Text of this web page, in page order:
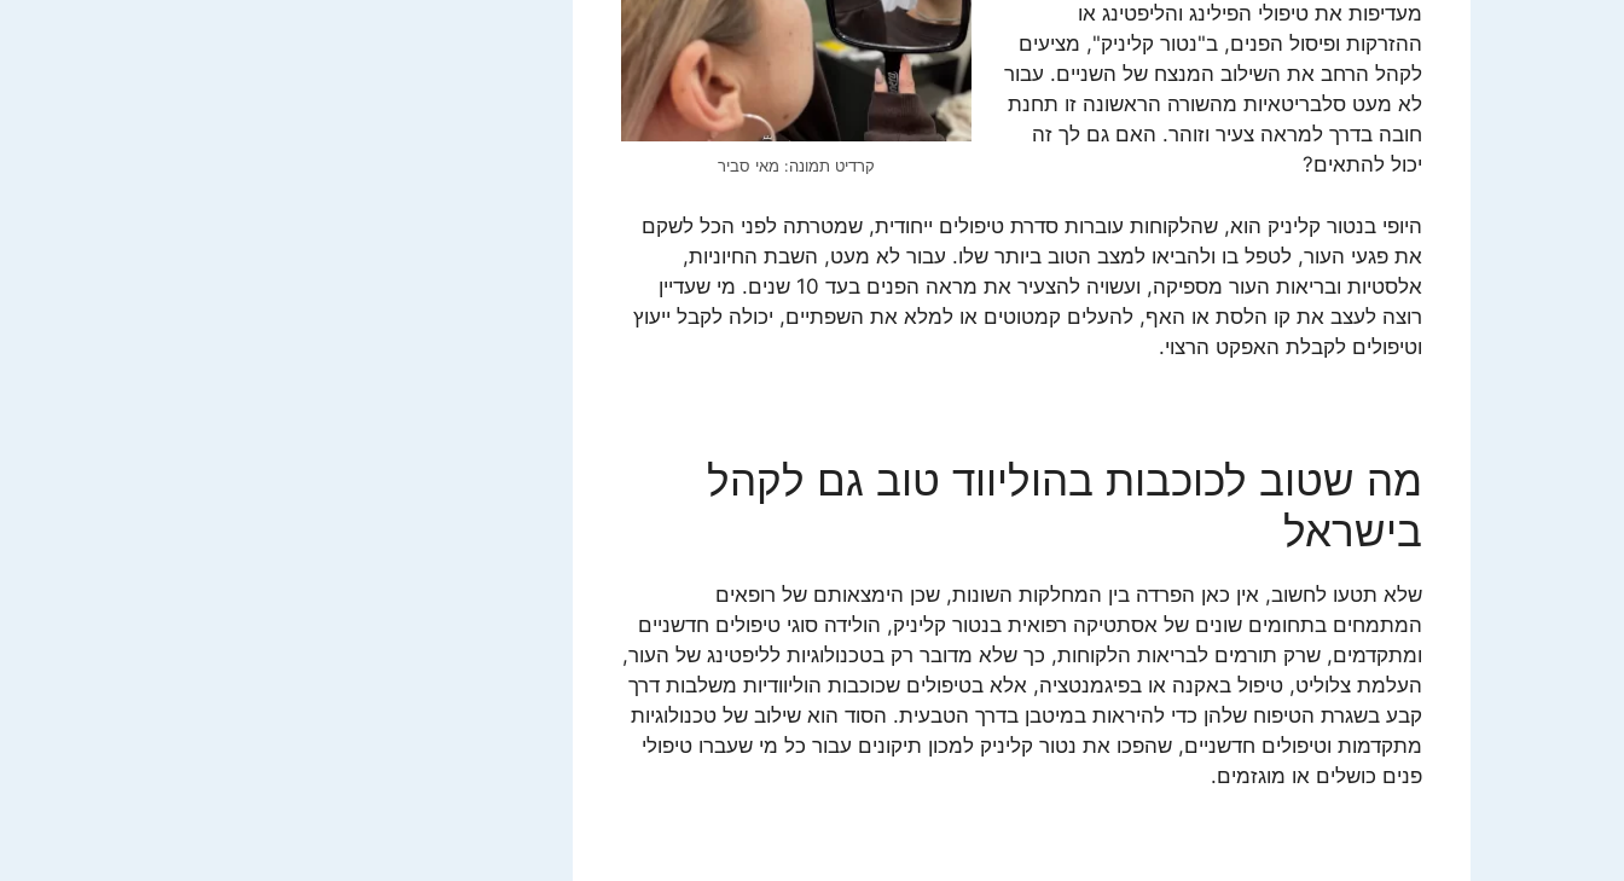
קרדיט תמונה: מאי סביר
מעדיפות את טיפולי הפילינג והליפטינג או
ההזרקות ופיסול הפנים, ב"נטור קליניק", מציעים
לקהל הרחב את השילוב המנצח של השניים. עבור
לא מעט סלבריטאיות מהשורה הראשונה זו תחנת
חובה בדרך למראה צעיר וזוהר. האם גם לך זה
יכול להתאים?
היופי בנטור קליניק הוא, שהלקוחות עוברות סדרת טיפולים ייחודית, שמטרתה לפני הכל לשקם
את פגעי העור, לטפל בו ולהביאו למצב הטוב ביותר שלו. עבור לא מעט, השבת החיוניות,
אלסטיות ובריאות העור מספיקה, ועשויה להצעיר את מראה הפנים בעד 10 שנים. מי שעדיין
רוצה לעצב את קו הלסת או האף, להעלים קמטוטים או למלא את השפתיים, יכולה לקבל ייעוץ
וטיפולים לקבלת האפקט הרצוי.
מה שטוב לכוכבות בהוליווד טוב גם לקהל
בישראל
שלא תטעו לחשוב, אין כאן הפרדה בין המחלקות השונות, שכן הימצאותם של רופאים
המתמחים בתחומים שונים של אסתטיקה רפואית בנטור קליניק, הולידה סוגי טיפולים חדשניים
ומתקדמים, שרק תורמים לבריאות הלקוחות, כך שלא מדובר רק בטכנולוגיות לליפטינג של העור,
העלמת צלוליט, טיפול באקנה או בפיגמנטציה, אלא בטיפולים שכוכבות הוליוודיות משלבות דרך
קבע בשגרת הטיפוח שלהן כדי להיראות במיטבן בדרך הטבעית. הסוד הוא שילוב של טכנולוגיות
מתקדמות וטיפולים חדשניים, שהפכו את נטור קליניק למכון תיקונים עבור כל מי שעברו טיפולי
פנים כושלים או מוגזמים.